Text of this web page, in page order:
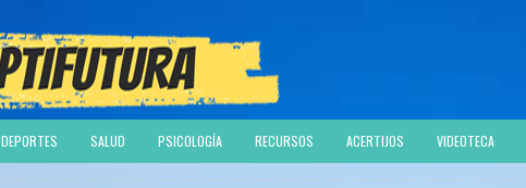
DEPORTES SALUD PSICOLOGÍA RECURSOS ACERTIJOS VIDEOTECA